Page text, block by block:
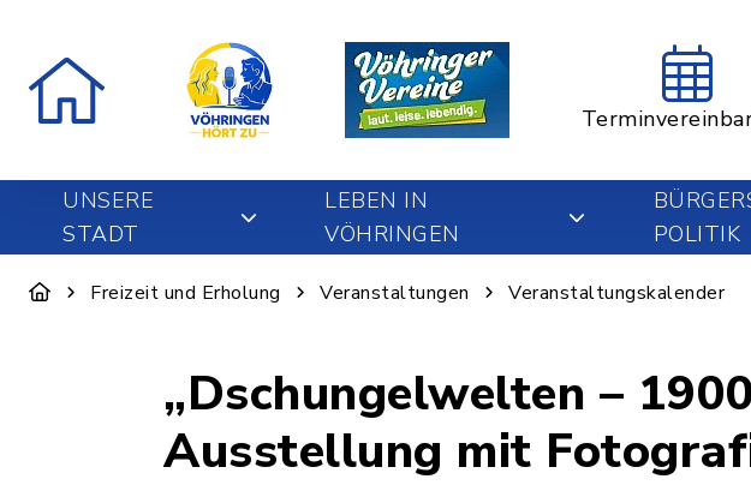
UNSERE
STADT
LEBEN IN
VÖHRINGEN
POLITIK
Freizeit und Erholung Veranstaltungen Veranstaltungskalender
„Dschungelwelten –
Ausstellung mit